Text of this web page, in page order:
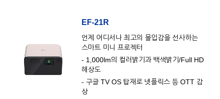
EF-21R
언제 어디서나 최고의 몰입감을 선사하는
스마트 미니 프로젝터
- 1,000lm의 컬러밝기과 백색밝기/Full HD
해상도
- 구글 TV OS 탑재로 넷플릭스 등 OTT 감
상